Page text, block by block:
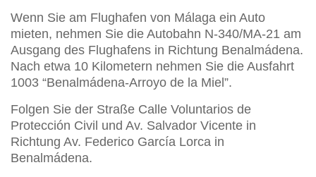
Wenn Sie am Flughafen von Málaga ein Auto
mieten, nehmen Sie die Autobahn N-340/MA-21 am
Ausgang des Flughafens in Richtung Benalmádena.
Nach etwa 10 Kilometern nehmen Sie die Ausfahrt
1003 “Benalmádena-Arroyo de la Miel”.
Folgen Sie der Straße Calle Voluntarios de
Protección Civil und Av. Salvador Vicente in
Richtung Av. Federico García Lorca in
Benalmádena.